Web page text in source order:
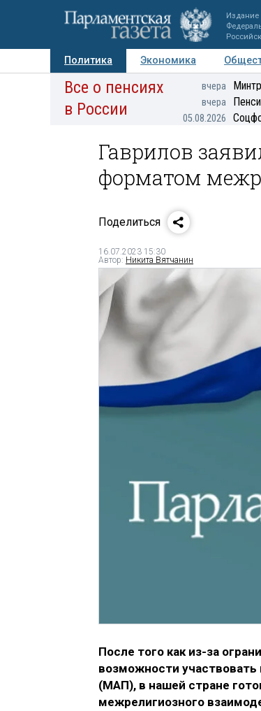
Издание
Политика Экономика
Авторы Персоны Мнения
Все о пенсиях
в России
вчера
вчера
05.08.2026
Гаврилов
форматом
Поделиться
16.07.2023 15:30
Автор: Никита Вятчанин
После того как из-за
возможности
(МАП), в нашей стране
межрелигиозного